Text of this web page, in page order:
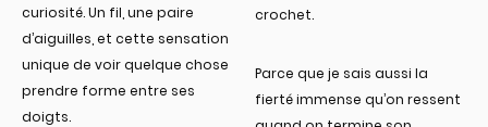
curiosité. Un fil, une paire
d’aiguilles, et cette sensation
unique de voir quelque chose
prendre forme entre ses
doigts.
crochet.
Parce que je sais aussi la
fierté immense qu’on ressent